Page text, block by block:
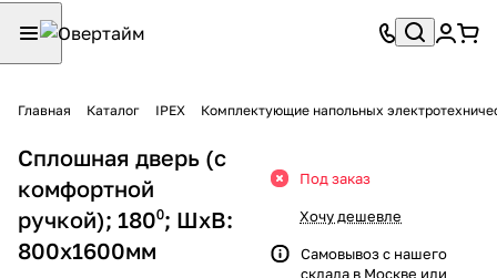
Главная Каталог IPEX Комплектующие напольных
Сплошная дверь (с
комфортной
ручкой); 180⁰; ШхВ:
800х1600мм
Под заказ
Хочу дешевле
Самовывоз с нашего
склада в Москве или